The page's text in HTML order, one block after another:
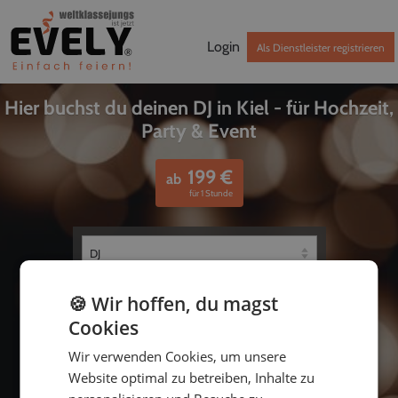
Login Als Dienstleister registrieren
Hier buchst du deinen DJ in Kiel - für Hochzeit,
Party & Event
ab 199€
für 1 Stunde
bis
🍪 Wir hoffen, du magst
Cookies
Wir verwenden Cookies, um unsere
Website optimal zu betreiben, Inhalte zu